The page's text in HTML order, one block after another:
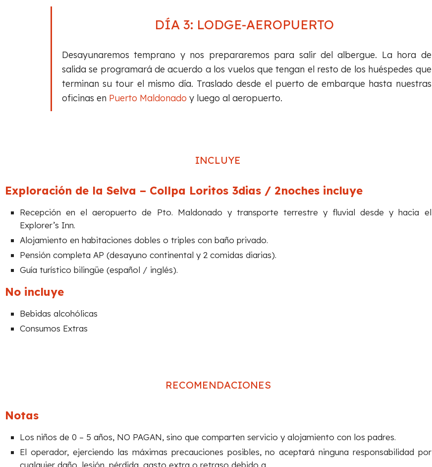
DÍA 3: LODGE-AEROPUERTO
Desayunaremos temprano y nos prepararemos para salir del albergue. La hora de
salida se programará de acuerdo a los vuelos que tengan el resto de los huéspedes que
terminan su tour el mismo día. Traslado desde el puerto de embarque hasta nuestras
oficinas en Puerto Maldonado y luego al aeropuerto.
INCLUYE
Exploración de la Selva – Collpa Loritos 3dias / 2noches incluye
Recepción en el aeropuerto de Pto. Maldonado y transporte terrestre y fluvial desde y hacia el
Explorer’s Inn.
Alojamiento en habitaciones dobles o triples con baño privado.
Pensión completa AP (desayuno continental y 2 comidas diarias).
Guía turístico bilingüe (español / inglés).
No incluye
Bebidas alcohólicas
Consumos Extras
RECOMENDACIONES
Notas
Los niños de 0 – 5 años, NO PAGAN, sino que comparten servicio y alojamiento con los padres.
El operador, ejerciendo las máximas precauciones posibles, no aceptará ninguna responsabilidad por